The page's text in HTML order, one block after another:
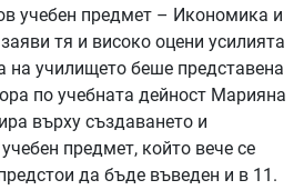
учебен предмет – Икономика и
тя и високо оцени усилията
на училището беше представена
по учебната дейност Марияна
върху създаването и
предмет, който вече се
да бъде въведен и в 11.